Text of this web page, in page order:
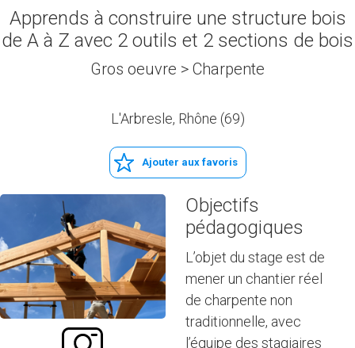
Apprends à construire une structure bois
de A à Z avec 2 outils et 2 sections de bois
Gros oeuvre > Charpente
L'Arbresle, Rhône (69)
Ajouter aux favoris
Objectifs
pédagogiques
L’objet du stage est de
mener un chantier réel
de charpente non
traditionnelle, avec
l’équipe des stagiaires